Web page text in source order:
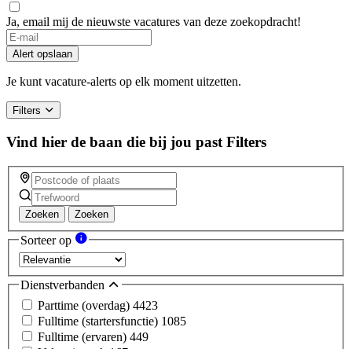
Ja, email mij de nieuwste vacatures van deze zoekopdracht!
Alert opslaan
Je kunt vacature-alerts op elk moment uitzetten.
Filters
Vind hier de baan die bij jou past Filters
Zoeken Zoeken
Sorteer op
Dienstverbanden
Parttime (overdag) 4423
Fulltime (startersfunctie) 1085
Fulltime (ervaren) 449